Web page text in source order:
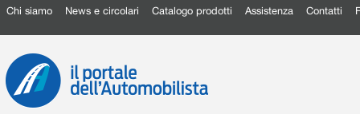
Chi siamo News e circolari Catalogo prodotti Assistenza Contatti